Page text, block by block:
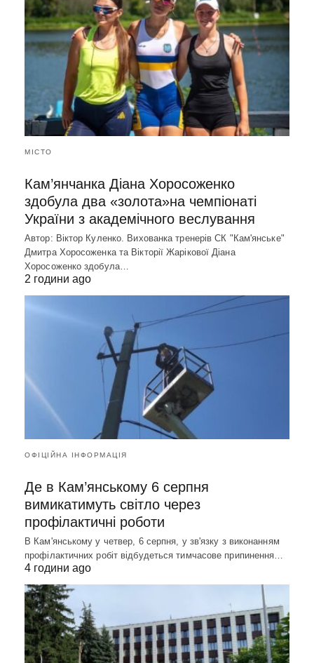
МІСТО
Кам’янчанка Діана Хоросоженко
здобула два «золота»на чемпіонаті
України з академічного веслування
Автор: Віктор Куленко. Вихованка тренерів СК "Кам'янське"
Дмитра Хоросоженка та Вікторії Жарікової Діана
Хоросоженко здобула…
2 години ago
ОФІЦІЙНА ІНФОРМАЦІЯ
Де в Кам’янському 6 серпня
вимикатимуть світло через
профілактичні роботи
В Кам'янському у четвер, 6 серпня, у зв'язку з виконанням
профілактичних робіт відбудеться тимчасове припинення…
4 години ago